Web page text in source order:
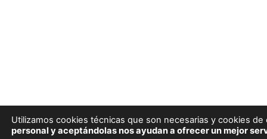
Utilizamos cookies técnicas que son necesarias y cookies
personal y aceptándolas nos ayudan a ofrecer un mejor